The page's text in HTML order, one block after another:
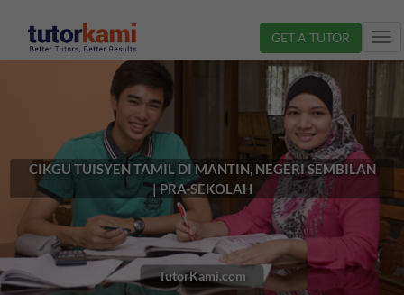
GET A TUTOR
CIKGU TUISYEN TAMIL DI MANTIN, NEGERI SEMBILAN
| PRA-SEKOLAH
TutorKami.com